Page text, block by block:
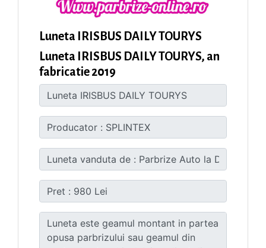
Luneta IRISBUS DAILY TOURYS
Luneta IRISBUS DAILY TOURYS, an
fabricatie 2019